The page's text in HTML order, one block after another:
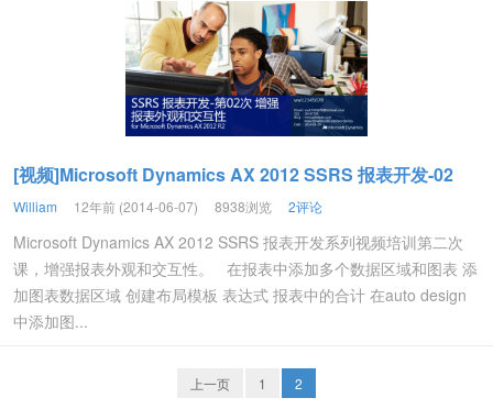
[视频]Microsoft Dynamics AX 2012 SSRS 报表开发-02
William 12年前 (2014-06-07) 8938浏览 2评论
Microsoft Dynamics AX 2012 SSRS 报表开发系列视频培训第二次
课，增强报表外观和交互性。 在报表中添加多个数据区域和图表 添
加图表数据区域 创建布局模板 表达式 报表中的合计 在auto design
中添加图...
上一页 1 2